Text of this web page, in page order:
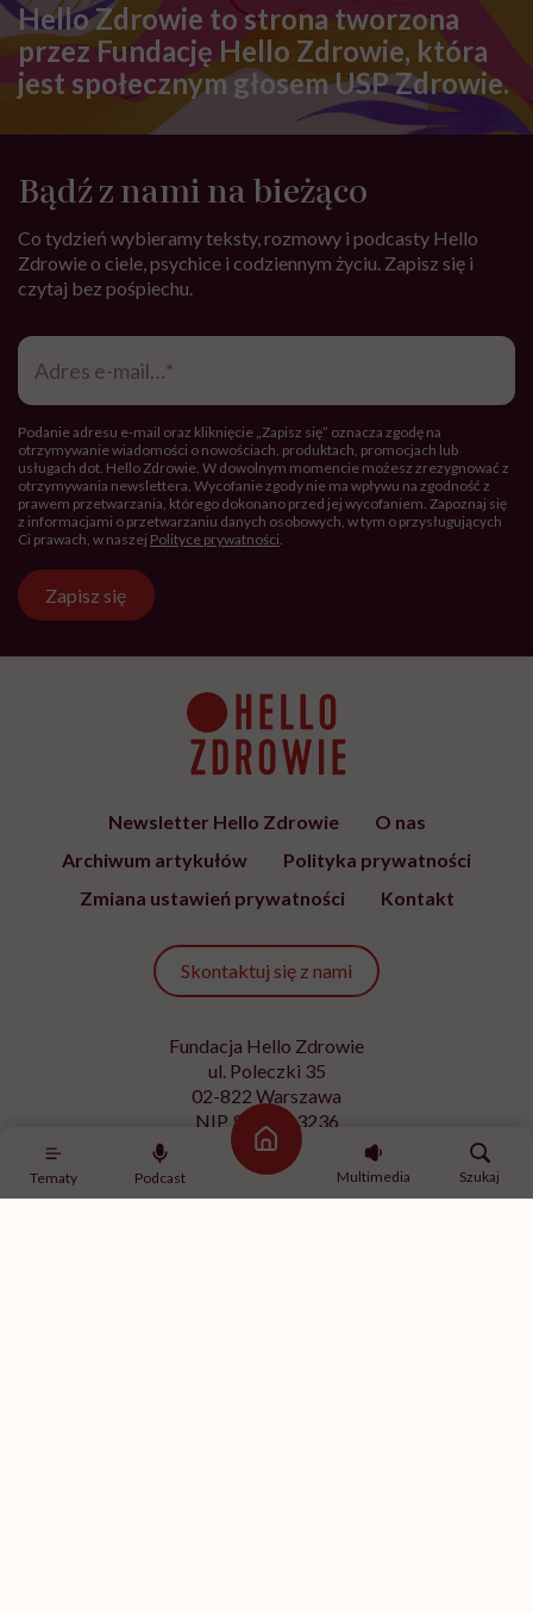
Tematy Podcast
Strona główna
Multimedia
Szukaj
Hello Zdrowie to strona tworzona
przez Fundację Hello Zdrowie, która
jest społecznym głosem USP Zdrowie.
Bądź z nami na bieżąco
Co tydzień wybieramy teksty, rozmowy i podcasty Hello
Zdrowie o ciele, psychice i codziennym życiu. Zapisz się i
czytaj bez pośpiechu.
Adres
mail*
Podanie adresu e-mail oraz kliknięcie „Zapisz się” oznacza zgodę na
otrzymywanie wiadomości o nowościach, produktach, promocjach lub
usługach dot. Hello Zdrowie. W dowolnym momencie możesz zrezygnować z
otrzymywania newslettera. Wycofanie zgody nie ma wpływu na zgodność z
prawem przetwarzania, którego dokonano przed jej wycofaniem. Zapoznaj się
z informacjami o przetwarzaniu danych osobowych, w tym o przysługujących
Ci prawach, w naszej Polityce prywatności.
Zapisz się
Newsletter Hello Zdrowie
O nas
Archiwum artykułów
Polityka prywatności
Zmiana ustawień prywatności
Kontakt
Skontaktuj się z nami
Fundacja Hello Zdrowie
ul. Poleczki 35
02-822 Warszawa
NIP 9512613236
Kontakt z redakcją
redakcja@hellozdrowie.pl